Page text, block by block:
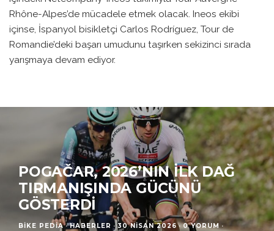
Rhône-Alpes’de mücadele etmek olacak. Ineos ekibi
içinse, İspanyol bisikletçi Carlos Rodríguez, Tour de
Romandie’deki başarı umudunu taşırken sekizinci sırada
yarışmaya devam ediyor.
POGAČAR, 2026’NIN İLK DAĞ
TIRMANIŞINDA GÜCÜNÜ
GÖSTERDI
BIKE PEDIA · HABERLER · 30 NISAN 2026 · 0 YORUM ·